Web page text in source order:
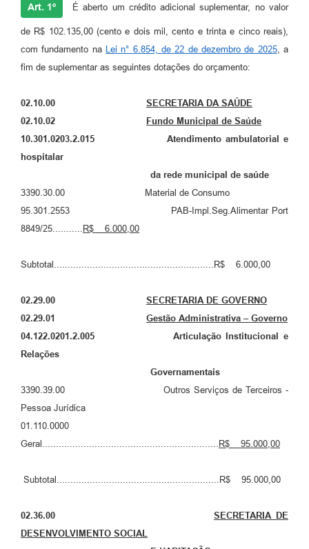
Serviços Online
Telefones Úteis
A Prefeitura
Jornal
Art. 1º É aberto um crédito adicional suplementar, no valor
de R$ 102.135,00 (cento e dois mil, cento e trinta e cinco reais),
com fundamento na Lei n° 6.854, de 22 de dezembro de 2025, a
fim de suplementar as seguintes dotações do orçamento:
02.10.00 SECRETARIA DA SAÚDE
02.10.02 Fundo Municipal de Saúde
10.301.0203.2.015 Atendimento ambulatorial e
hospitalar
da rede municipal de saúde
3390.30.00 Material de Consumo
95.301.2553 PAB-Impl.Seg.Alimentar Port
8849/25........... R$ 6.000,00
Subtotal..........................................................R$ 6.000,00
02.29.00 SECRETARIA DE GOVERNO
02.29.01
Gestão Administrativa – Governo
04.122.0201.2.005 Articulação Institucional e
Relações
Governamentais
3390.39.00 Outros Serviços de Terceiros -
Pessoa Jurídica
01.110.0000
Geral................................................................ R$ 95 .000,00
Subtotal...........................................................R$ 95.000,00
02.36.00SECRETARIA DE
DESENVOLVIMENTO SOCIAL